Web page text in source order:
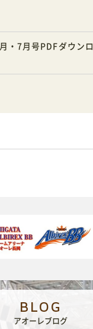
・7月号PDFダウンロ
BLOG
アオーレブログ